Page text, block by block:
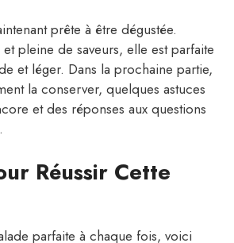
prête à être dégustée.
pleine de saveurs, elle est parfaite
et léger. Dans la prochaine partie,
la conserver, quelques astuces
et des réponses aux questions
Réussir Cette
parfaite à chaque fois, voici